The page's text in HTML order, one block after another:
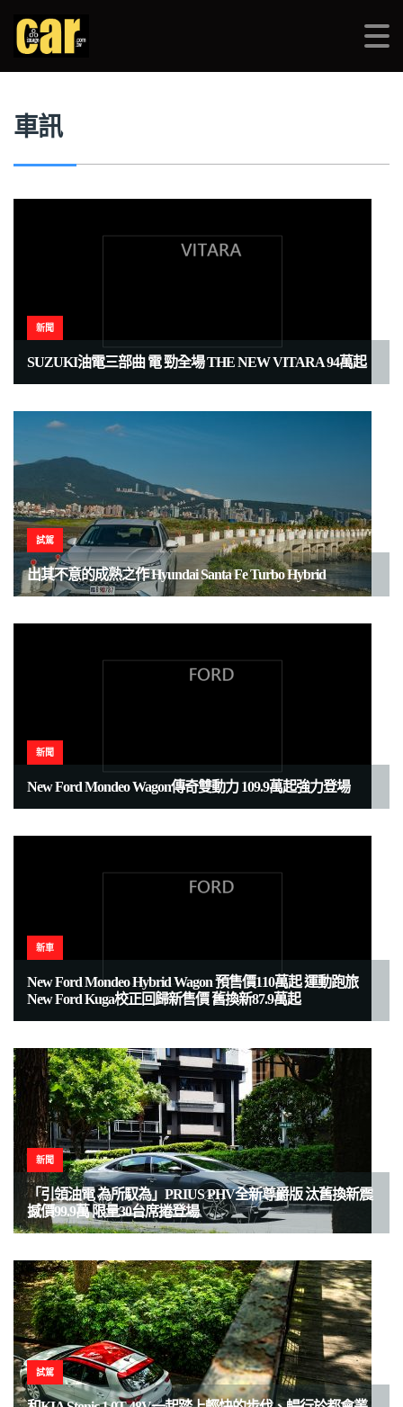
品車CARIMAGE
車訊
新聞
SUZUKI油電三部曲 電 勁全場 THE NEW VITARA 94萬起
試駕
出其不意的成熟之作 Hyundai Santa Fe Turbo Hybrid
新聞
New Ford Mondeo Wagon傳奇雙動力 109.9萬起強力登場
新車
New Ford Mondeo Hybrid Wagon 預售價110萬起 運動跑旅
New Ford Kuga校正回歸新售價 舊換新87.9萬起
新聞
「引領油電 為所馭為」PRIUS PHV全新尊爵版 汰舊換新震
撼價99.9萬 限量30台席捲登場
試駕